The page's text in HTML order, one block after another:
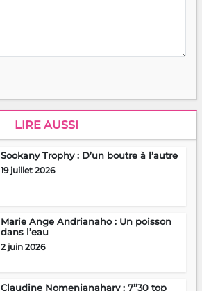
LIRE AUSSI
Sookany Trophy : D’un boutre à l’autre
19 juillet 2026
Marie Ange Andrianaho : Un poisson
dans l’eau
2 juin 2026
Claudine Nomenjanahary : 7’’30 top